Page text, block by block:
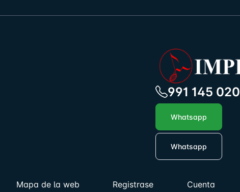
991 145 020
Whatsapp
Whatsapp
Mapa de la web Registrase Cuenta